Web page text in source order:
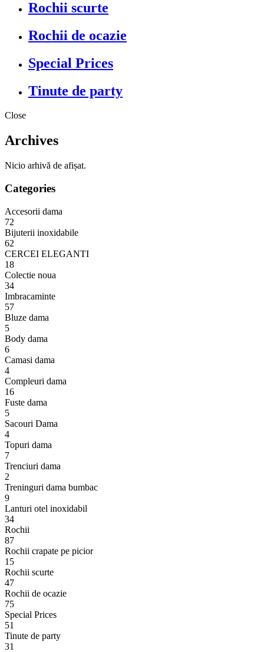
Rochii scurte
Rochii de ocazie
Special Prices
Tinute de party
Close
Archives
Nicio arhivă de afișat.
Categories
Accesorii dama
72
Bijuterii inoxidabile
62
CERCEI ELEGANTI
18
Colectie noua
34
Imbracaminte
57
Bluze dama
5
Body dama
6
Camasi dama
4
Compleuri dama
16
Fuste dama
5
Sacouri Dama
4
Topuri dama
7
Trenciuri dama
2
Treninguri dama bumbac
9
Lanturi otel inoxidabil
34
Rochii
87
Rochii crapate pe picior
15
Rochii scurte
47
Rochii de ocazie
75
Special Prices
51
Tinute de party
31